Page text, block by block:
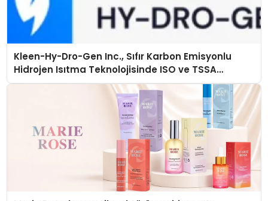
Kleen-Hy-Dro-Gen Inc., Sıfır Karbon Emisyonlu
Hidrojen Isıtma Teknolojisinde ISO ve TSSA
Düzenleyici Onaylarını Aldı